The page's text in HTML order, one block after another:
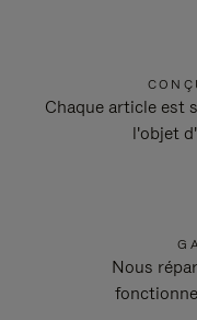
Chaque article est
l'objet
Nous